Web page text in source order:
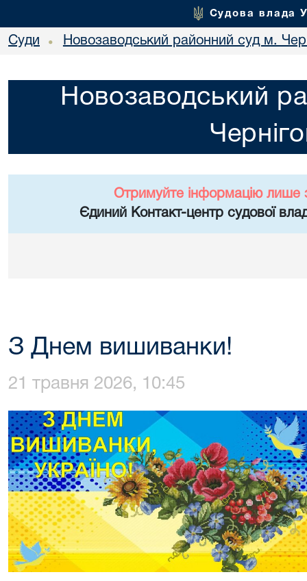
Судова влада
Суди • Новозаводський районний суд м.
Новозаводський
Отримуйте інформацію лише
Єдиний Контакт-центр судової
З Днем вишиванки!
21 травня 2026, 10:45